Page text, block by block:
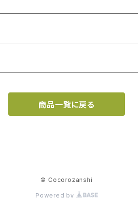
商品一覧に戻る
© Cocorozanshi
Powered by